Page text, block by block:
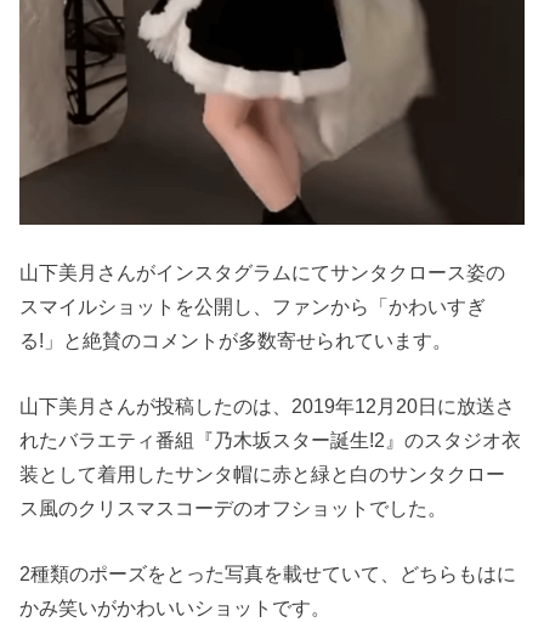
山下美月さんがインスタグラムにてサンタクロース姿の
スマイルショットを公開し、ファンから「かわいすぎ
る!」と絶賛のコメントが多数寄せられています。
山下美月さんが投稿したのは、2019年12月20日に放送さ
れたバラエティ番組『乃木坂スター誕生!2』のスタジオ衣
装として着用したサンタ帽に赤と緑と白のサンタクロー
ス風のクリスマスコーデのオフショットでした。
2種類のポーズをとった写真を載せていて、どちらもはに
かみ笑いがかわいいショットです。